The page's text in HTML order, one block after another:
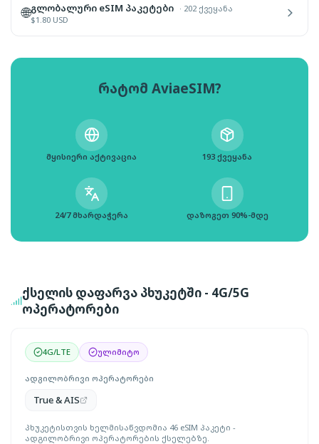
🌐გლობალური eSIM პაკეტები · 202 ქვეყანა
$1.80 USD
რატომ AviaeSIM?
მყისიერი აქტივაცია 193 ქვეყანა
24/7 მხარდაჭერა დაზოგეთ 90%-მდე
ქსელის დაფარვა პხუკეტში - 4G/5G
ოპერატორები
4G/LTE ულიმიტო
ადგილობრივი ოპერატორები
True & AIS
პხუკეტისთვის ხელმისაწვდომია 46 eSIM პაკეტი -
ადგილობრივი ოპერატორების ქსელებზე.